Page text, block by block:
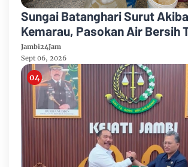
Sungai Batanghari Surut
Kemarau, Pasokan Air Bersih
Mayang Jambi Keruh
Jambi24Jam
Sept 06, 2026